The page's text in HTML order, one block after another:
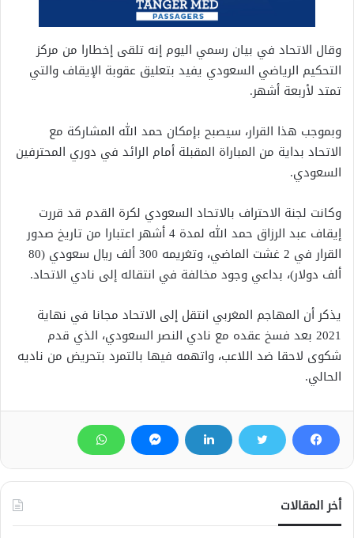
وقال الاتحاد في بيان رسمي اليوم إنه تلقى إخطارا من مركز
التحكيم الرياضي السعودي يفيد بتعليق عقوبة الإيقاف والتي
تمتد لأربعة أشهر.
وبموجب هذا القرار، سيصبح بإمكان حمد الله المشاركة مع
الاتحاد بداية من المباراة المقبلة أمام الرائد في دوري المحترفين
السعودي.
وكانت لجنة الاحتراف بالاتحاد السعودي لكرة القدم قد قررت
إيقاف عبد الرزاق حمد الله لمدة 4 أشهر اعتبارا من تاريخ صدور
القرار في 2 غشت الماضي، وتغريمه 300 ألف ريال سعودي (80
ألف دولار)، بداعي وجود مخالفة في انتقاله إلى نادي الاتحاد.
يذكر أن المهاجم المغربي انتقل إلى الاتحاد مجانا في نهاية
2021 بعد فسخ عقده مع نادي النصر السعودي، الذي قدم
شكوى لاحقا ضد اللاعب، واتهمه فيها بالتمرد بتحريض من ناديه
الحالي.
أخر المقالات